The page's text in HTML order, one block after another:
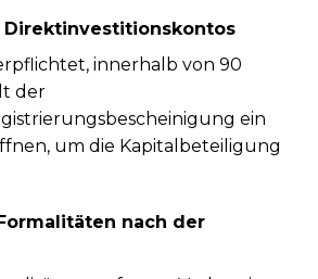
Direktinvestitionskontos
innerhalb von 90
der
ein
um die Kapitalbeteiligung
nach der